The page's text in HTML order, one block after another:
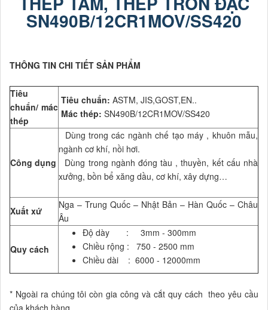
SN490B/12CR1MOV/SS420
THÔNG TIN CHI TIẾT SẢN PHẨM
Tiêu
chuẩn/ mác
thép
Tiêu chuẩn: ASTM, JIS,GOST,EN..
Mác thép: SN490B/12CR1MOV/SS420
Công dụng
Dùng trong các ngành chế tạo máy , khuôn mẫu,
ngành cơ khí, nồi hơi.
Dùng trong ngành đóng tàu , thuyền, kết cấu nhà
xưởng, bồn bể xăng dầu, cơ khí, xây dựng…
Xuất xứ
Nga – Trung Quốc – Nhật Bản – Hàn Quốc – Châu
Âu
Quy cách
Độ dày : 3mm - 300mm
Chiều rộng : 750 - 2500 mm
Chiều dài : 6000 - 12000mm
* Ngoài ra chúng tôi còn gia công và cắt quy cách theo yêu cầu